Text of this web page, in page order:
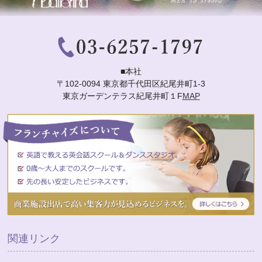
■本社
〒102-0094 東京都千代田区紀尾井町1-3
東京ガーデンテラス紀尾井町１FMAP
関連リンク